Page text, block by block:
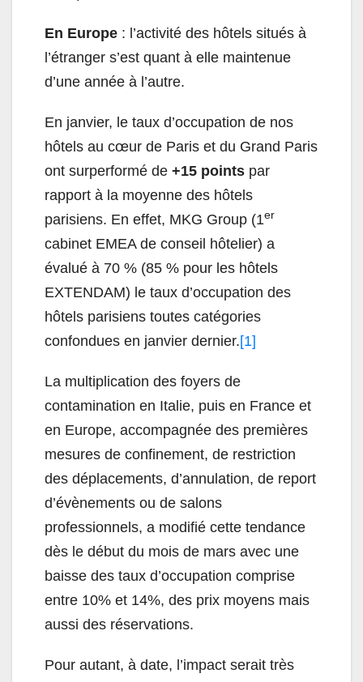
En Europe : l’activité des hôtels situés à
l’étranger s’est quant à elle maintenue
d’une année à l’autre.
En janvier, le taux d’occupation de nos
hôtels au cœur de Paris et du Grand Paris
ont surperformé de +15 points par
rapport à la moyenne des hôtels
parisiens. En effet, MKG Group (1er
cabinet EMEA de conseil hôtelier) a
évalué à 70 % (85 % pour les hôtels
EXTENDAM) le taux d’occupation des
hôtels parisiens toutes catégories
confondues en janvier dernier.[1]
La multiplication des foyers de
contamination en Italie, puis en France et
en Europe, accompagnée des premières
mesures de confinement, de restriction
des déplacements, d’annulation, de report
d’évènements ou de salons
professionnels, a modifié cette tendance
dès le début du mois de mars avec une
baisse des taux d’occupation comprise
entre 10% et 14%, des prix moyens mais
aussi des réservations.
Pour autant, à date, l’impact serait très